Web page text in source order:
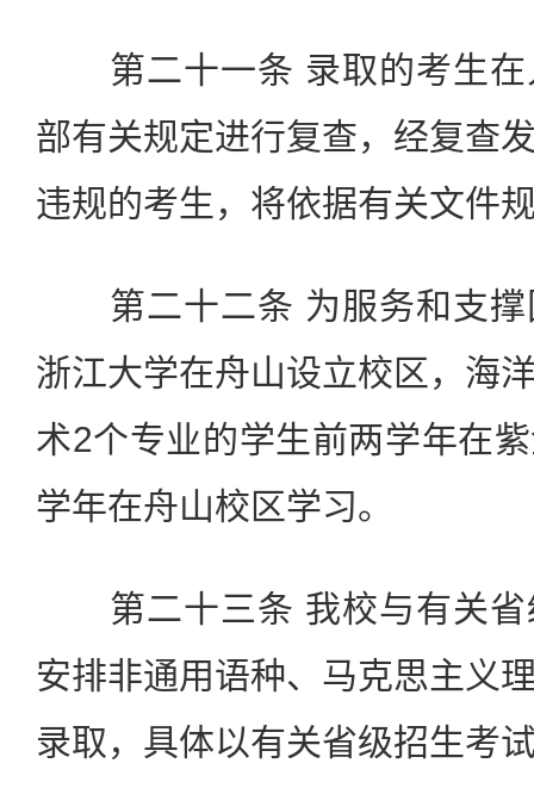
第二十一条 录取的考生在
部有关规定进行复查，经复查
违规的考生，将依据有关文件
第二十二条 为服务和支撑
浙江大学在舟山设立校区，海
术2个专业的学生前两学年在
学年在舟山校区学习。
第二十三条 我校与有关省
安排非通用语种、马克思主义
录取，具体以有关省级招生考